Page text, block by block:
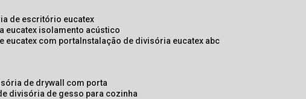
de escritório eucatex
eucatex isolamento acústico
eucatex com porta instalação de divisória eucatex abc
de drywall com porta
divisória de gesso para cozinha